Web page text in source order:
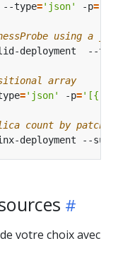
--type='json' -p=
using a
deployment  --
array
='json' -p=
count by
deployment --
votre choix avec